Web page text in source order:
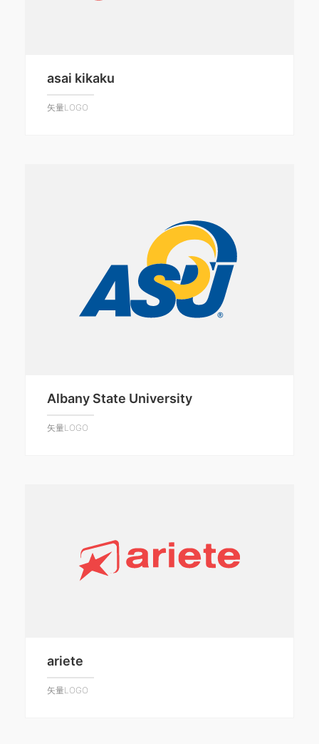
asai kikaku
矢量LOGO
Albany State University
矢量LOGO
ariete
矢量LOGO